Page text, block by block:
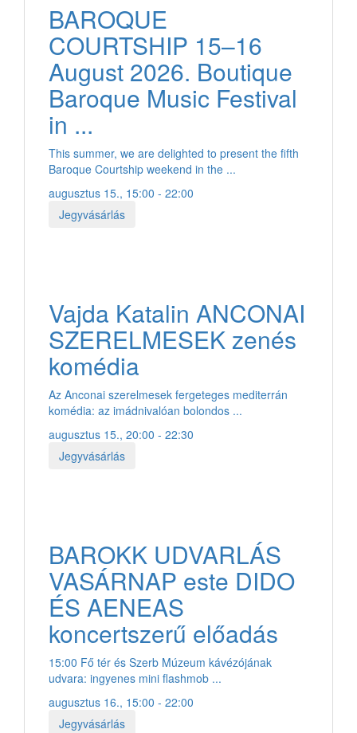
BAROQUE
COURTSHIP 15–16
August 2026. Boutique
Baroque Music Festival
in ...
This summer, we are delighted to present the fifth
Baroque Courtship weekend in the ...
augusztus 15., 15:00 - 22:00
Jegyvásárlás
Vajda Katalin ANCONAI
SZERELMESEK zenés
komédia
Az Anconai szerelmesek fergeteges mediterrán
komédia: az imádnivalóan bolondos ...
augusztus 15., 20:00 - 22:30
Jegyvásárlás
BAROKK UDVARLÁS
VASÁRNAP este DIDO
ÉS AENEAS
koncertszerű előadás
15:00 Fő tér és Szerb Múzeum kávézójának
udvara: ingyenes mini flashmob ...
augusztus 16., 15:00 - 22:00
Jegyvásárlás